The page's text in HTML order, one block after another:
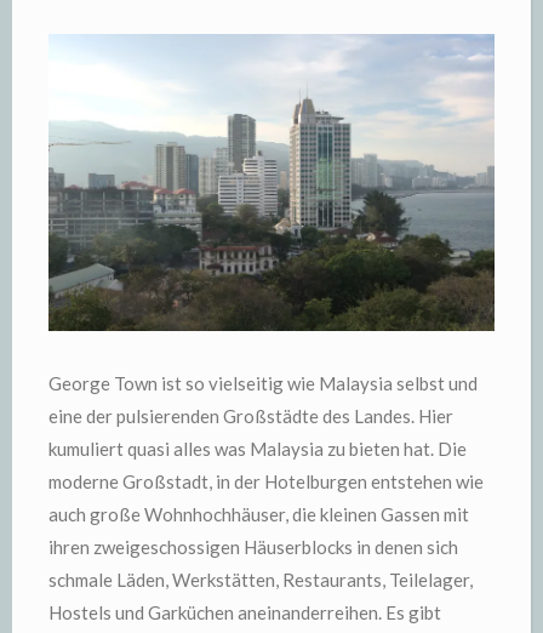
George Town ist so vielseitig wie Malaysia selbst und
eine der pulsierenden Großstädte des Landes. Hier
kumuliert quasi alles was Malaysia zu bieten hat. Die
moderne Großstadt, in der Hotelburgen entstehen wie
auch große Wohnhochhäuser, die kleinen Gassen mit
ihren zweigeschossigen Häuserblocks in denen sich
schmale Läden, Werkstätten, Restaurants, Teilelager,
Hostels und Garküchen aneinanderreihen. Es gibt